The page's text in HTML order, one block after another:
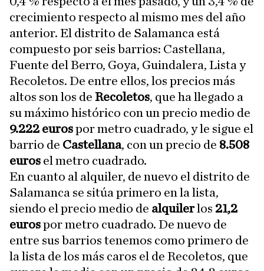
crecimiento respecto al mismo mes del año
anterior. El distrito de Salamanca está
compuesto por seis barrios: Castellana,
Fuente del Berro, Goya, Guindalera, Lista y
Recoletos. De entre ellos, los precios más
altos son los de Recoletos, que ha llegado a
su máximo histórico con un precio medio de
9.222 eurospor metro cuadrado, y le sigue el
barrio de Castellana, con un precio de 8.508
euros el metro cuadrado.
En cuanto al alquiler, de nuevo el distrito de
Salamanca se sitúa primero en la lista,
siendo el precio medio de alquilerlos 21,2
eurospor metro cuadrado. De nuevo de
entre sus barrios tenemos como primero de
la lista de los más caros el de Recoletos, que